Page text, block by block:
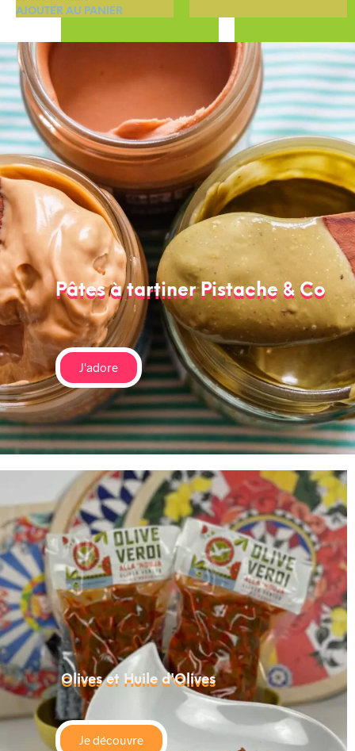
AJOUTER AU PANIER
Pâtes à tartiner Pistache & Co
J'adore
Olives et Huile d'Olives
Je découvre